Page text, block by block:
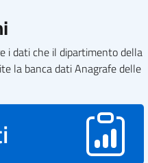
i dati che il dipartimento della
la banca dati Anagrafe delle